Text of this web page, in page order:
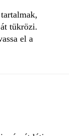
tükrözi.
el a